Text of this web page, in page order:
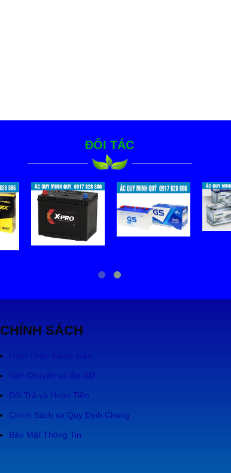
ĐỐI TÁC
CHÍNH SÁCH
Hình Thức thanh toán
Vận Chuyển và lắp đặt
Đổi Trả và Hoàn Tiền
Chính Sách và Quy Định Chung
Bảo Mật Thông Tin